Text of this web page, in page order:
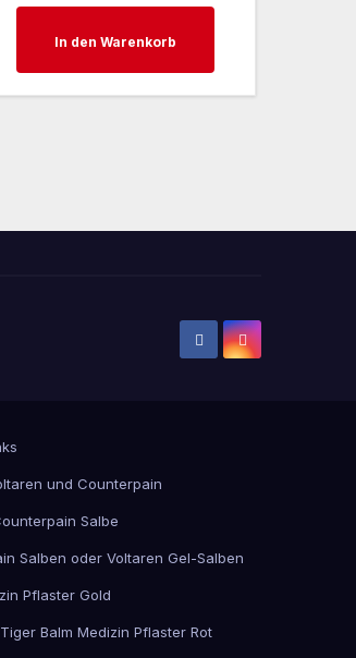
Preis
war:
29,95 €
Preis
24,95 €.
In den Warenkorb
und Counterpain
Salbe
Salben oder Voltaren Gel-Salben
Pflaster Gold
Balm Medizin Pflaster Rot